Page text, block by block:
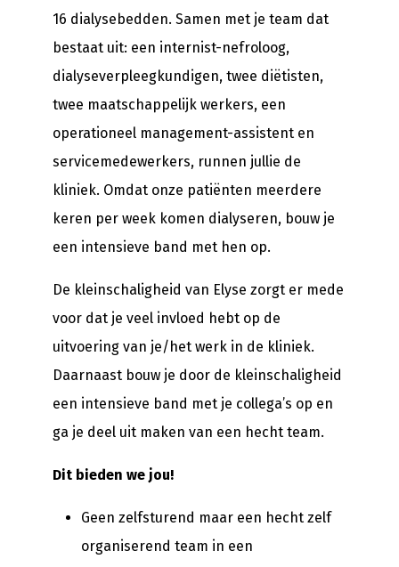
16 dialysebedden. Samen met je team dat
bestaat uit: een internist-nefroloog,
dialyseverpleegkundigen, twee diëtisten,
twee maatschappelijk werkers, een
operationeel management-assistent en
servicemedewerkers, runnen jullie de
kliniek. Omdat onze patiënten meerdere
keren per week komen dialyseren, bouw je
een intensieve band met hen op.
De kleinschaligheid van Elyse zorgt er mede
voor dat je veel invloed hebt op de
uitvoering van je/het werk in de kliniek.
Daarnaast bouw je door de kleinschaligheid
een intensieve band met je collega’s op en
ga je deel uit maken van een hecht team.
Dit bieden we jou!
Geen zelfsturend maar een hecht zelf
organiserend team in een